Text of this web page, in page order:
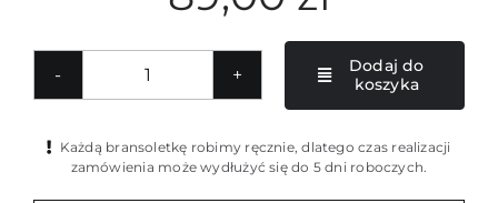
ilość
z
szeklą
Dodaj do
koszyka
Każdą bransoletkę robimy ręcznie, dlatego czas realizacji
zamówienia może wydłużyć się do 5 dni roboczych.